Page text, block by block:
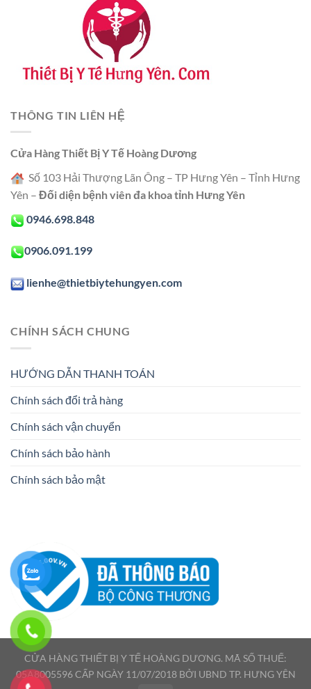
THÔNG TIN LIÊN HỆ
Cửa Hàng Thiết Bị Y Tế Hoàng Dương
Số 103 Hải Thượng Lãn Ông – TP Hưng Yên – Tỉnh Hưng
Yên – Đối diện bệnh viên đa khoa tỉnh Hưng Yên
0946.698.848
0906.091.199
lienhe@thietbiytehungyen.com
CHÍNH SÁCH CHUNG
HƯỚNG DẪN THANH TOÁN
Chính sách đổi trả hàng
Chính sách vận chuyển
Chính sách bảo hành
Chính sách bảo mật
CỬA HÀNG THIẾT BỊ Y TẾ HOÀNG DƯƠNG. MÃ SỐ THUẾ:
05A8005596 CẤP NGÀY 11/07/2018 BỞI UBND TP. HƯNG YÊN